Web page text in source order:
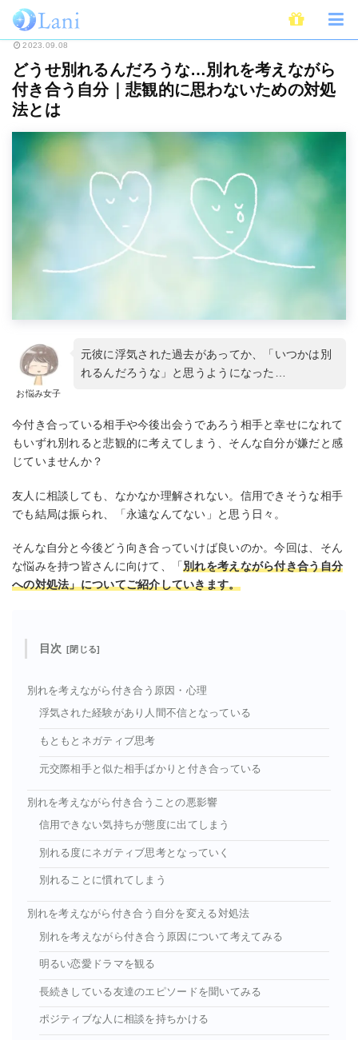
ホーム 恋愛 どうせ別れるんだろうな…別れを考えながら付き合う自分｜
2023.09.08
どうせ別れるんだろうな…別れを考えながら
付き合う自分｜悲観的に思わないための対処
法とは
お悩み女子
元彼に浮気された過去があってか、「いつかは別
れるんだろうな」と思うようになった…
今付き合っている相手や今後出会うであろう相手と幸せになれて
もいずれ別れると悲観的に考えてしまう、そんな自分が嫌だと感
じていませんか？
友人に相談しても、なかなか理解されない。信用できそうな相手
でも結局は振られ、「永遠なんてない」と思う日々。
そんな自分と今後どう向き合っていけば良いのか。今回は、そん
な悩みを持つ皆さんに向けて、「別れを考えながら付き合う自分
への対処法」についてご紹介していきます。
目次
別れを考えながら付き合う原因・心理
浮気された経験があり人間不信となっている
もともとネガティブ思考
元交際相手と似た相手ばかりと付き合っている
別れを考えながら付き合うことの悪影響
信用できない気持ちが態度に出てしまう
別れる度にネガティブ思考となっていく
別れることに慣れてしまう
別れを考えながら付き合う自分を変える対処法
別れを考えながら付き合う原因について考えてみる
明るい恋愛ドラマを観る
長続きしている友達のエピソードを聞いてみる
ポジティブな人に相談を持ちかける